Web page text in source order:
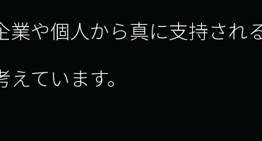
業や個人から真に支持され
ています。